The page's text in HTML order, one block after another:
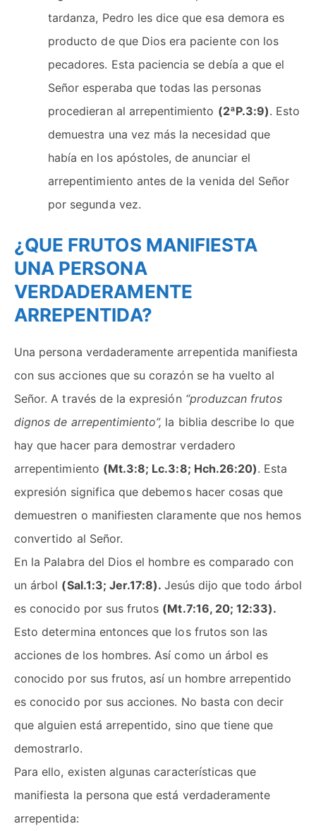
tardanza, Pedro les dice que esa demora es
producto de que Dios era paciente con los
pecadores. Esta paciencia se debía a que el
Señor esperaba que todas las personas
procedieran al arrepentimiento (2ªP.3:9). Esto
demuestra una vez más la necesidad que
había en los apóstoles, de anunciar el
arrepentimiento antes de la venida del Señor
por segunda vez.
¿QUE FRUTOS MANIFIESTA
UNA PERSONA
VERDADERAMENTE
ARREPENTIDA?
Una persona verdaderamente arrepentida manifiesta
con sus acciones que su corazón se ha vuelto al
Señor. A través de la expresión “produzcan frutos
dignos de arrepentimiento”, la biblia describe lo que
hay que hacer para demostrar verdadero
arrepentimiento (Mt.3:8; Lc.3:8; Hch.26:20). Esta
expresión significa que debemos hacer cosas que
demuestren o manifiesten claramente que nos hemos
convertido al Señor.
En la Palabra del Dios el hombre es comparado con
un árbol (Sal.1:3; Jer.17:8). Jesús dijo que todo árbol
es conocido por sus frutos (Mt.7:16, 20; 12:33).
Esto determina entonces que los frutos son las
acciones de los hombres. Así como un árbol es
conocido por sus frutos, así un hombre arrepentido
es conocido por sus acciones. No basta con decir
que alguien está arrepentido, sino que tiene que
demostrarlo.
Para ello, existen algunas características que
manifiesta la persona que está verdaderamente
arrepentida: